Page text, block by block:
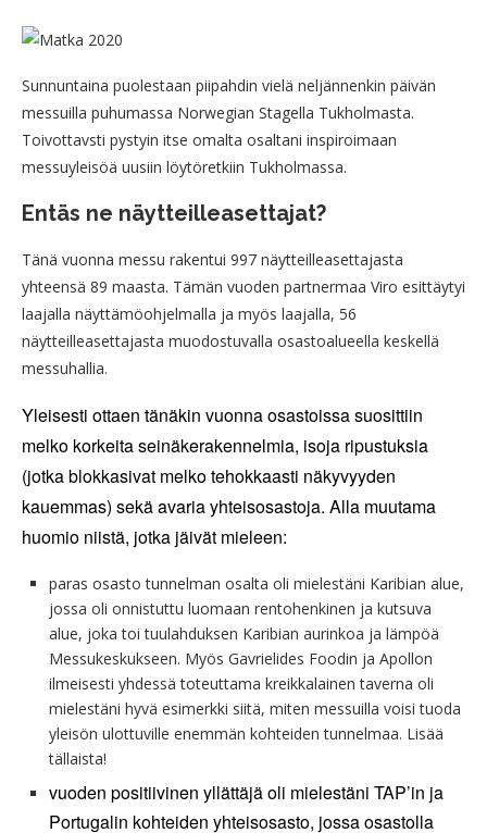
Sunnuntaina puolestaan piipahdin vielä neljännenkin päivän
messuilla puhumassa Norwegian Stagella Tukholmasta.
Toivottavsti pystyin itse omalta osaltani inspiroimaan
messuyleisöä uusiin löytöretkiin Tukholmassa.
Entäs ne näytteilleasettajat?
Tänä vuonna messu rakentui 997 näytteilleasettajasta
yhteensä 89 maasta. Tämän vuoden partnermaa Viro esittäytyi
laajalla näyttämöohjelmalla ja myös laajalla, 56
näytteilleasettajasta muodostuvalla osastoalueella keskellä
messuhallia.
Yleisesti ottaen tänäkin vuonna osastoissa suosittiin
melko korkeita seinäkerakennelmia, isoja ripustuksia
(jotka blokkasivat melko tehokkaasti näkyvyyden
kauemmas) sekä avaria yhteisosastoja. Alla muutama
huomio niistä, jotka jäivät mieleen:
paras osasto tunnelman osalta oli mielestäni Karibian alue,
jossa oli onnistuttu luomaan rentohenkinen ja kutsuva
alue, joka toi tuulahduksen Karibian aurinkoa ja lämpöä
Messukeskukseen. Myös Gavrielides Foodin ja Apollon
ilmeisesti yhdessä toteuttama kreikkalainen taverna oli
mielestäni hyvä esimerkki siitä, miten messuilla voisi tuoda
yleisön ulottuville enemmän kohteiden tunnelmaa. Lisää
tällaista!
vuoden positiivinen yllättäjä oli mielestäni TAP’in ja
Portugalin kohteiden yhteisosasto, jossa osastolla